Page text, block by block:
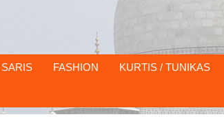
SARIS FASHION KURTIS / TUNIKAS